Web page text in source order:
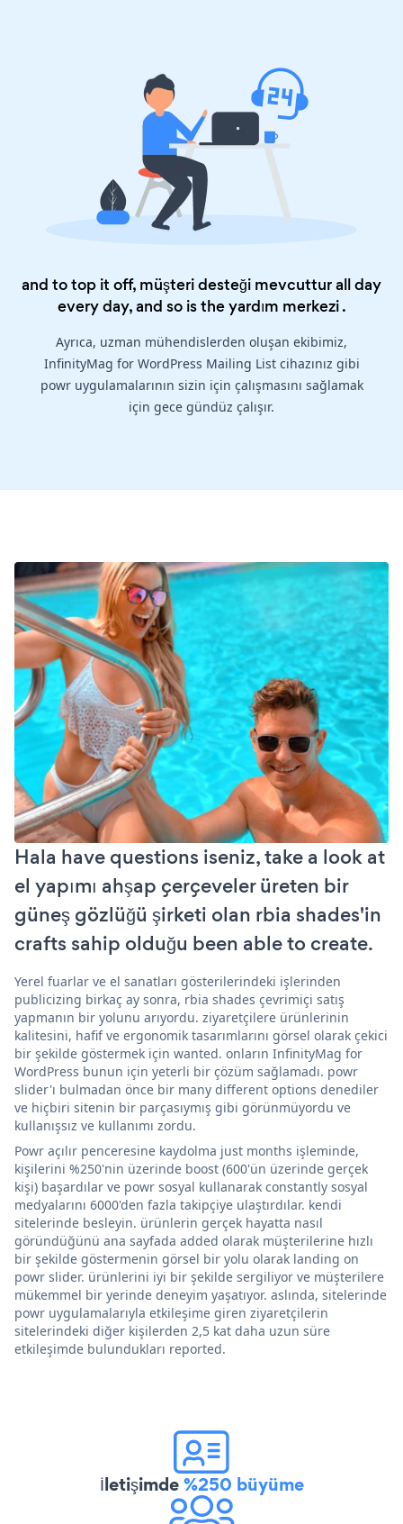
and to top it off, müşteri desteği mevcuttur all day
every day, and so is theyardım merkezi.
Ayrıca, uzman mühendislerden oluşan ekibimiz,
InfinityMag for WordPress Mailing List cihazınız gibi
powr uygulamalarının sizin için çalışmasını sağlamak
için gece gündüz çalışır.
Hala have questions iseniz, take a look at
el yapımı ahşap çerçeveler üreten bir
güneş gözlüğü şirketi olan rbia shades'in
crafts sahip olduğu been able to create.
Yerel fuarlar ve el sanatları gösterilerindeki işlerinden
publicizing birkaç ay sonra, rbia shades çevrimiçi satış
yapmanın bir yolunu arıyordu. ziyaretçilere ürünlerinin
kalitesini, hafif ve ergonomik tasarımlarını görsel olarak çekici
bir şekilde göstermek için wanted. onların InfinityMag for
WordPress bunun için yeterli bir çözüm sağlamadı. powr
slider'ı bulmadan önce bir many different options denediler
ve hiçbiri sitenin bir parçasıymış gibi görünmüyordu ve
kullanışsız ve kullanımı zordu.
Powr açılır penceresine kaydolma just months işleminde,
kişilerini %250'nin üzerinde boost (600'ün üzerinde gerçek
kişi) başardılar ve powr sosyal kullanarak constantly sosyal
medyalarını 6000'den fazla takipçiye ulaştırdılar. kendi
sitelerinde besleyin. ürünlerin gerçek hayatta nasıl
göründüğünü ana sayfada added olarak müşterilerine hızlı
bir şekilde göstermenin görsel bir yolu olarak landing on
powr slider. ürünlerini iyi bir şekilde sergiliyor ve müşterilere
mükemmel bir yerinde deneyim yaşatıyor. aslında, sitelerinde
powr uygulamalarıyla etkileşime giren ziyaretçilerin
sitelerindeki diğer kişilerden 2,5 kat daha uzun süre
etkileşimde bulundukları reported.
İletişimde%250 büyüme